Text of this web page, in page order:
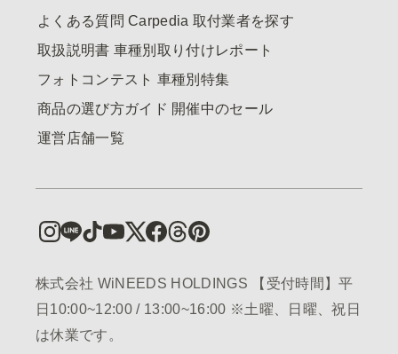
よくある質問 Carpedia 取付業者を探す
取扱説明書 車種別取り付けレポート
フォトコンテスト 車種別特集
商品の選び方ガイド 開催中のセール
運営店舗一覧
株式会社 WiNEEDS HOLDINGS 【受付時間】平
日10:00~12:00 / 13:00~16:00 ※土曜、日曜、祝日
は休業です。